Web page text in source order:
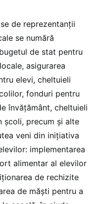
de reprezentanții
se numără
de stat pentru
asigurarea
elevi, cheltuieli
fonduri pentru
învățământ, cheltuieli
școli, precum și alte
veni din inițiativa
implementarea
alimentar al elevilor
de rechizite
de măști pentru a